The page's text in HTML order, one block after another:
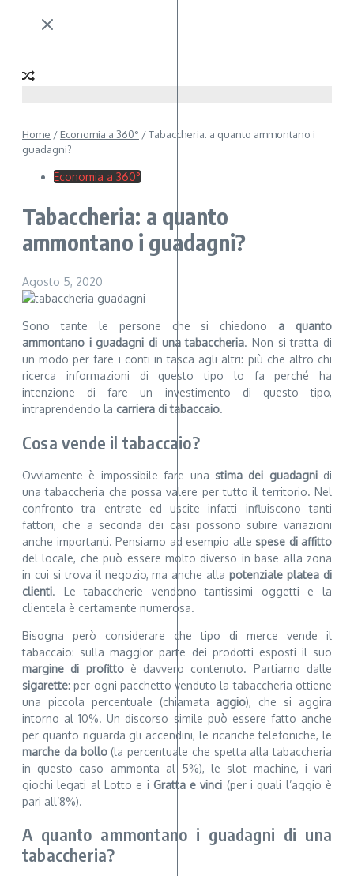
Home / Economia a 360° /Tabaccheria: a quanto ammontano i
guadagni?
Economia a 360°
Tabaccheria: a quanto
ammontano i guadagni?
Agosto 5, 2020
Sono tante le persone che si chiedono a quanto
ammontano i guadagni di una tabaccheria. Non si tratta di
un modo per fare i conti in tasca agli altri: più che altro chi
ricerca informazioni di questo tipo lo fa perché ha
intenzione di fare un investimento di questo tipo,
intraprendendo la carriera di tabaccaio.
Cosa vende il tabaccaio?
Ovviamente è impossibile fare una stima dei guadagnidi
una tabaccheria che possa valere per tutto il territorio. Nel
confronto tra entrate ed uscite infatti influiscono tanti
fattori, che a seconda dei casi possono subire variazioni
anche importanti. Pensiamo ad esempio alle spese di affitto
del locale, che può essere molto diverso in base alla zona
in cui si trova il negozio, ma anche allapotenziale platea di
clienti. Le tabaccherie vendono tantissimi oggetti e la
clientela è certamente numerosa.
Bisogna però considerare che tipo di merce vende il
tabaccaio: sulla maggior parte dei prodotti esposti il suo
margine di profittoè davvero contenuto. Partiamo dalle
sigarette: per ogni pacchetto venduto la tabaccheria ottiene
una piccola percentuale (chiamata aggio), che si aggira
intorno al 10%. Un discorso simile può essere fatto anche
per quanto riguarda gli accendini, le ricariche telefoniche, le
marche da bollo(la percentuale che spetta alla tabaccheria
in questo caso ammonta al 5%), le slot machine, i vari
giochi legati al Lotto e i Gratta e vinci (per i quali l’aggio è
pari all’8%).
A quanto ammontano i guadagni di una
tabaccheria?